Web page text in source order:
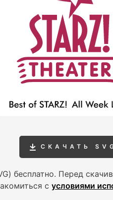
СКАЧАТЬ
бесплатно. Перед
с условиями